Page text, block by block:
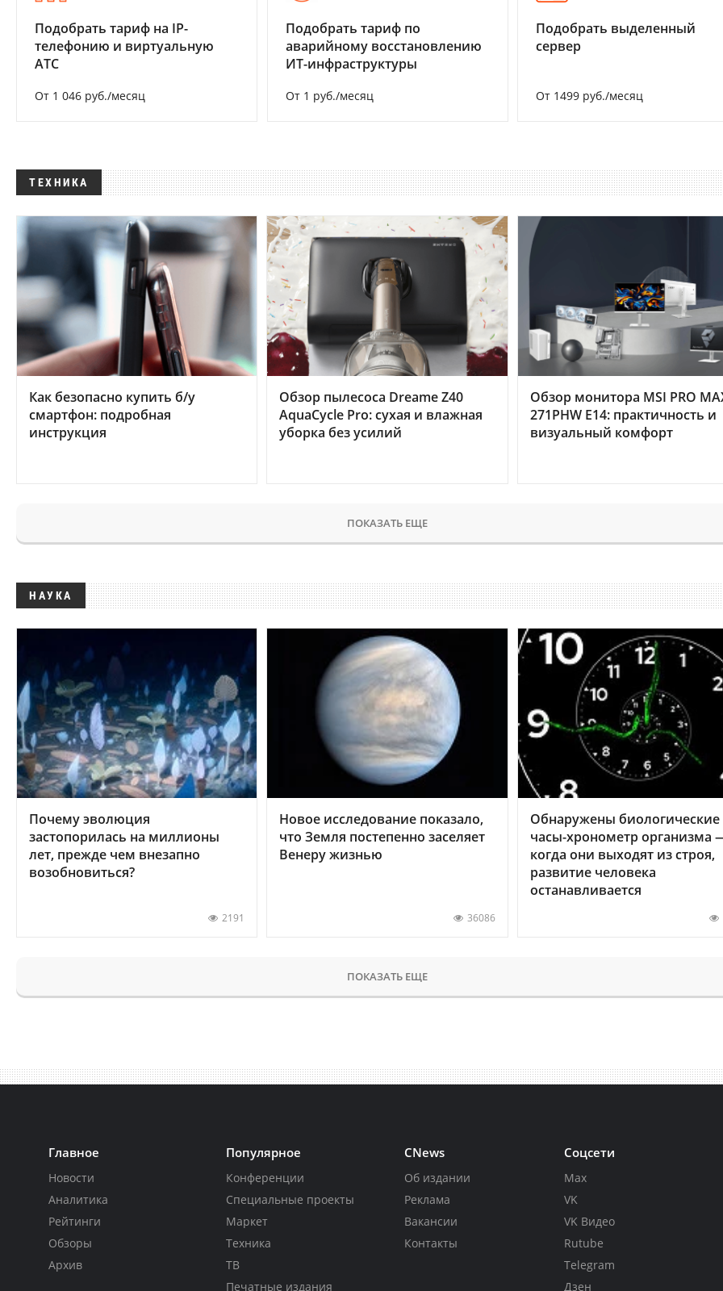
Подобрать тариф на IP-
телефонию и виртуальную
АТС
От 1 046 руб./месяц
Подобрать тариф по
аварийному восстановлению
ИТ-инфраструктуры
От 1 руб./месяц
Подобрать выделенный
сервер
От 1499 руб./месяц
ТЕХНИКА
Как безопасно купить б/у
смартфон: подробная
инструкция
Обзор пылесоса Dreame Z40
AquaCycle Pro: сухая и влажная
уборка без усилий
Обзор монитора MSI PRO
271PHW E14: практичность и
визуальный комфорт
ПОКАЗАТЬ ЕЩЕ
НАУКА
Почему эволюция
застопорилась на миллионы
лет, прежде чем внезапно
возобновиться?
2191
Новое исследование показало,
что Земля постепенно заселяет
Венеру жизнью
36086
Обнаружены биологические
часы-хронометр организма
когда они выходят из строя,
развитие человека
останавливается
ПОКАЗАТЬ ЕЩЕ
Главное
Новости
Аналитика
Рейтинги
Обзоры
Архив
Популярное
Конференции
Специальные проекты
Маркет
Техника
ТВ
Печатные издания
CNews
Об издании
Реклама
Вакансии
Контакты
Соцсети
Max
VK
VK Видео
Rutube
Telegram
Дзен